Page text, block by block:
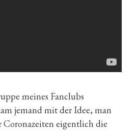
meines Fanclubs
jemand mit der Idee, man
Coronazeiten eigentlich die